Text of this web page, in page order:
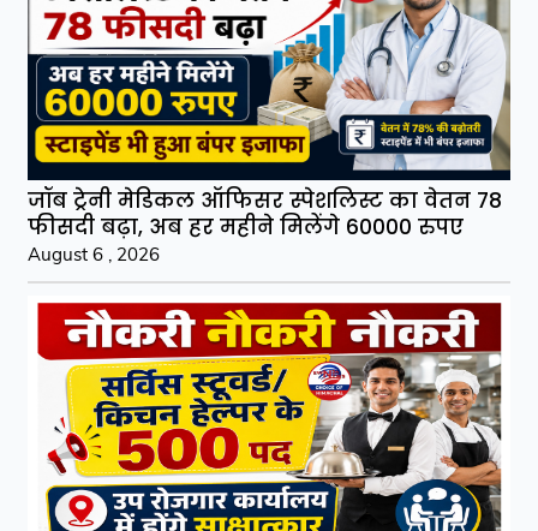
जॉब ट्रेनी मेडिकल ऑफिसर स्पेशलिस्ट का वेतन 78
फीसदी बढ़ा, अब हर महीने मिलेंगे 60000 रुपए
August 6 , 2026